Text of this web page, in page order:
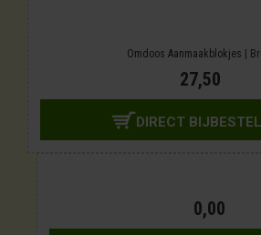
Omdoos Aanmaakblokjes |
27,50
DIRECT
0,00